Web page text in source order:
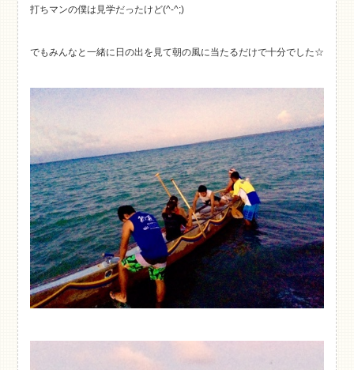
打ちマンの僕は見学だったけど(^-^;)
でもみんなと一緒に日の出を見て朝の風に当たるだけで十分でした☆